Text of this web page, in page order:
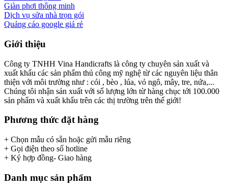
Giàn phơi thông minh
Dịch vụ sửa nhà trọn gói
Quảng cáo google giá rẻ
Giới thiệu
Công ty TNHH Vina Handicrafts là công ty chuyên sản xuất và
xuất khẩu các sản phẩm thủ công mỹ nghệ từ các nguyên liệu thân
thiện với môi trường như : cói , bèo , lúa, vỏ ngô, mây, tre, nứa,...
Chúng tôi nhận sản xuất với số lượng lớn từ hàng chục tới 100.000
sản phẩm và xuất khẩu trên các thị trường trên thế giới!
Phương thức đặt hàng
+ Chọn mẫu có sẵn hoặc gửi mẫu riêng
+ Gọi điện theo số hotline
+ Ký hợp đồng- Giao hàng
Danh mục sản phẩm